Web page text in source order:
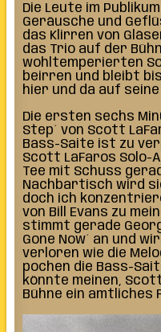
Die Leute im
Geräusche und
das Klirren von
das Trio auf der
wohltemperierten
beirren und bleibt
hier und da auf
Die ersten sechs
Step´ von Scott
Bass-Saite ist zu
Scott LaFaros Solo-
Tee mit Schuss
Nachbartisch wird
doch ich
von Bill Evans zu
stimmt gerade
Gone Now´ an und
verloren wie die
pochen die Bass-
könnte meinen,
Bühne ein amtliches